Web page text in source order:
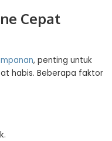
Cepat
, penting untuk
habis. Beberapa faktor